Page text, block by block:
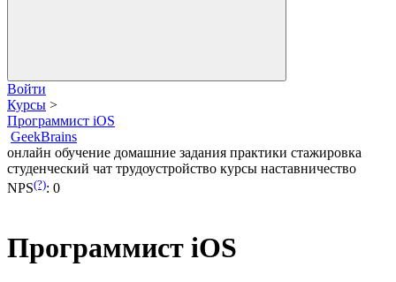
Войти
Курсы >
Программист iOS
GeekBrains
онлайн обучение домашние задания практики стажировка
студенческий чат трудоустройство курсы наставничество
NPS(?): 0
Программист iOS